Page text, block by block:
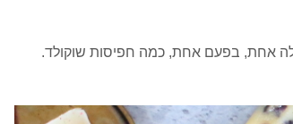
אחת, בפעם אחת, כמה חפיסות שוקולד.